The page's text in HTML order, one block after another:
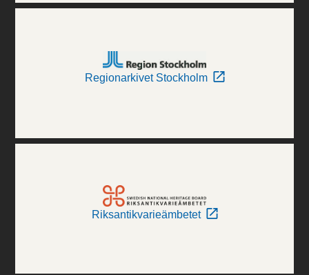
Regionarkivet Stockholm
Riksantikvarieämbetet